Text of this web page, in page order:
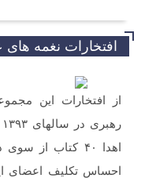
افتخارات نغمه
از افتخارات این
اهدا ۴۰ کتاب
احساس تکلیف اعضای